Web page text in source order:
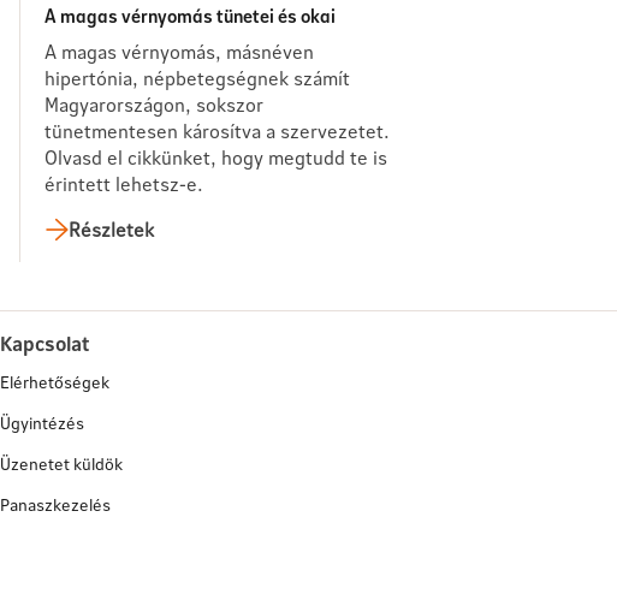
A magas vérnyomás tünetei és okai
A magas vérnyomás, másnéven
hipertónia, népbetegségnek számít
Magyarországon, sokszor
tünetmentesen károsítva a szervezetet.
Olvasd el cikkünket, hogy megtudd te is
érintett lehetsz-e.
Részletek
Kapcsolat
Elérhetőségek
Ügyintézés
Üzenetet küldök
Panaszkezelés